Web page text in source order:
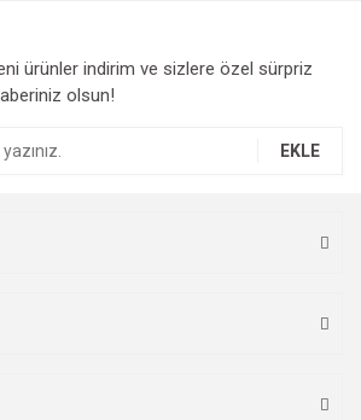
ürünler indirim ve sizlere özel sürpriz
olsun!
EKLE